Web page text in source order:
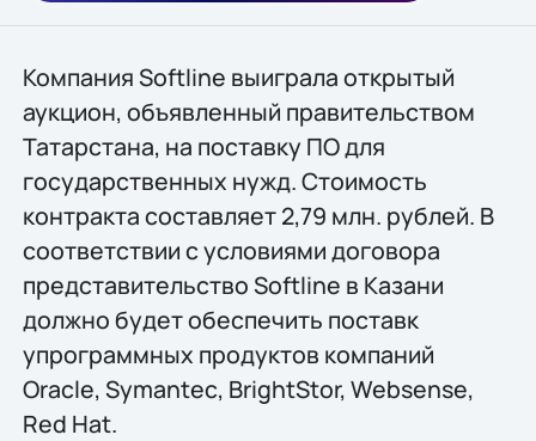
Компания Softline выиграла открытый
аукцион, объявленный правительством
Татарстана, на поставку ПО для
государственных нужд. Стоимость
контракта составляет 2,79 млн. рублей. В
соответствии с условиями договора
представительство Softline в Казани
должно будет обеспечить поставк
упрограммных продуктов компаний
Oracle, Symantec, BrightStor, Websense,
Red Hat.